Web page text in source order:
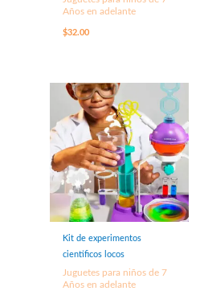
Años en adelante
$32.00
Kit de experimentos
cientificos locos
Juguetes para niños de 7
Años en adelante